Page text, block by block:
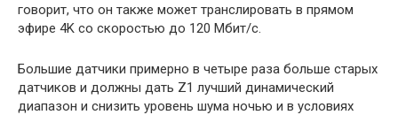
говорит, что он также может транслировать в прямом
эфире 4K со скоростью до 120 Мбит/с.
Большие датчики примерно в четыре раза больше старых
датчиков и должны дать Z1 лучший динамический
диапазон и снизить уровень шума ночью и в условиях